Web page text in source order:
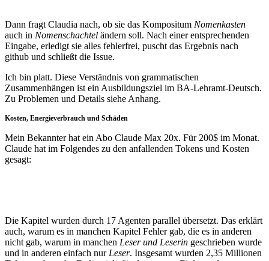
Dann fragt Claudia nach, ob sie das Kompositum Nomenkasten
auch in Nomenschachtel ändern soll. Nach einer entsprechenden
Eingabe, erledigt sie alles fehlerfrei, puscht das Ergebnis nach
github und schließt die Issue.
Ich bin platt. Diese Verständnis von grammatischen
Zusammenhängen ist ein Ausbildungsziel im BA-Lehramt-Deutsch.
Zu Problemen und Details siehe Anhang.
Kosten, Energieverbrauch und Schäden
Mein Bekannter hat ein Abo Claude Max 20x. Für 200$ im Monat.
Claude hat im Folgendes zu den anfallenden Tokens und Kosten
gesagt:
Die Kapitel wurden durch 17 Agenten parallel übersetzt. Das erklärt
auch, warum es in manchen Kapitel Fehler gab, die es in anderen
nicht gab, warum in manchen Leser und Leserin geschrieben wurde
und in anderen einfach nur Leser. Insgesamt wurden 2,35 Millionen